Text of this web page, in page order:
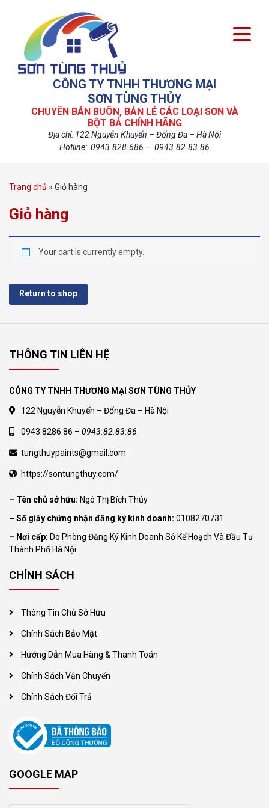
CÔNG TY TNHH THƯƠNG MẠI
SƠN TÙNG THỦY
CHUYÊN BÁN BUÔN, BÁN LẺ CÁC LOẠI SƠN VÀ
BỘT BẢ CHÍNH HÃNG
Địa chỉ: 122 Nguyễn Khuyến – Đống Đa – Hà Nội
Hotline: 0943.828.686 – 0943.82.83.86
Trang chủ » Giỏ hàng
Giỏ hàng
Your cart is currently empty.
Return to shop
THÔNG TIN LIÊN HỆ
CÔNG TY TNHH THƯƠNG MẠI SƠN TÙNG THỦY
122 Nguyễn Khuyến – Đống Đa – Hà Nội
0943.8286.86 – 0943.82.83.86
tungthuypaints@gmail.com
https://sontungthuy.com/
– Tên chủ sở hữu: Ngô Thị Bích Thủy
– Số giấy chứng nhận đăng ký kinh doanh: 0108270731
– Nơi cấp: Do Phòng Đăng Ký Kinh Doanh Sở Kế Hoạch Và Đầu Tư
Thành Phố Hà Nội
CHÍNH SÁCH
Thông Tin Chủ Sở Hữu
Chính Sách Bảo Mật
Hướng Dẫn Mua Hàng & Thanh Toán
Chính Sách Vận Chuyển
Chính Sách Đổi Trả
GOOGLE MAP